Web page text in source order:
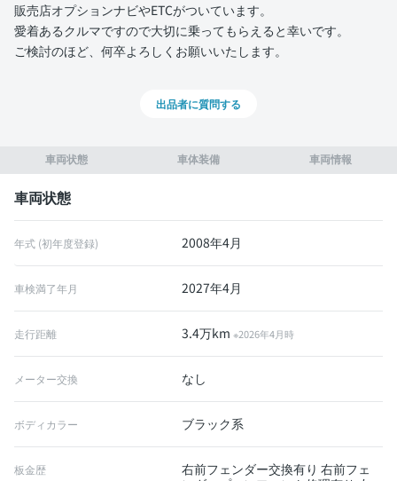
車両状態 車体装備 車両情報
車両状態
年式 (初年度登録) 2008年4月
車検満了年月 2027年4月
走行距離 3.4万km※2026年4月時
メーター交換 なし
ボディカラー ブラック系
板金歴
右前フェンダー交換有り 右前フェ
販売店オプションナビやETCがついています。
愛着あるクルマですので大切に乗ってもらえると幸いです。
ご検討のほど、何卒よろしくお願いいたします。
出品者に質問する